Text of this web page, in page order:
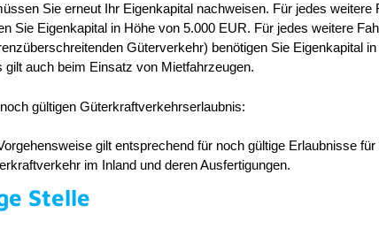
Sie erneut Ihr Eigenkapital nachweisen. Für jedes weitere
Sie Eigenkapital in Höhe von 5.000 EUR. Für jedes weitere
Güterverkehr) benötigen Sie Eigenkapital
gilt auch beim Einsatz von Mietfahrzeugen.
gültigen Güterkraftverkehrserlaubnis:
gilt entsprechend für noch gültige Erlaubnisse für
im Inland und deren Ausfertigungen.
Stelle